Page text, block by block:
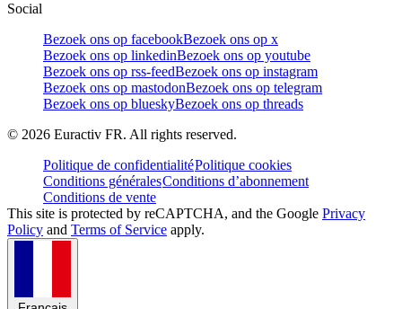
Social
Bezoek ons op facebookBezoek ons op x
Bezoek ons op linkedinBezoek ons op youtube
Bezoek ons op rss-feedBezoek ons op instagram
Bezoek ons op mastodonBezoek ons op telegram
Bezoek ons op blueskyBezoek ons op threads
© 2026 Euractiv FR. All rights reserved.
Politique de confidentialitéPolitique cookies
Conditions généralesConditions d’abonnement
Conditions de vente
This site is protected by reCAPTCHA, and the Google Privacy
Policy and Terms of Service apply.